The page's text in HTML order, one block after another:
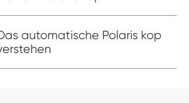
automatische Polaris kop